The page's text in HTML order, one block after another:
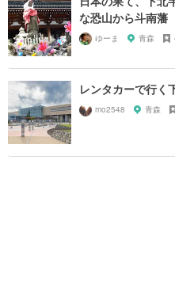
な恐山から斗南藩
ゆーま 青森
レンタカーで行く
mo2548 青森